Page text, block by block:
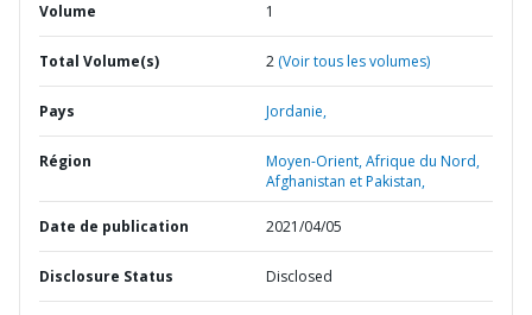
Volume 1
Total Volume(s) 2 (Voir tous les volumes)
Pays Jordanie,
Région
Moyen-Orient, Afrique du Nord,
Afghanistan et Pakistan,
Date de publication 2021/04/05
Disclosure Status Disclosed